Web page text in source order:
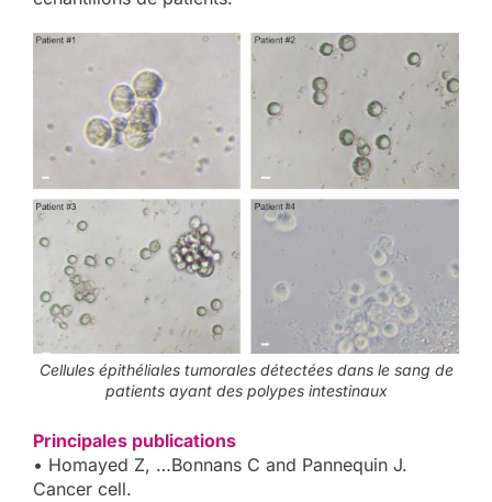
Cellules épithéliales tumorales détectées dans le sang de
patients ayant des polypes intestinaux
Principales publications
• Homayed Z, …Bonnans C and Pannequin J.
Cancer cell.